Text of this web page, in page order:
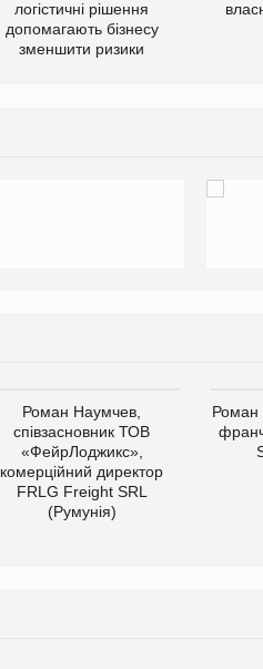
логістичні рішення
допомагають бізнесу
зменшити ризики
Роман Наумчев,
співзасновник ТОВ
«ФейрЛоджикс»,
комерційний директор
FRLG Freight SRL
(Румунія)
Роман